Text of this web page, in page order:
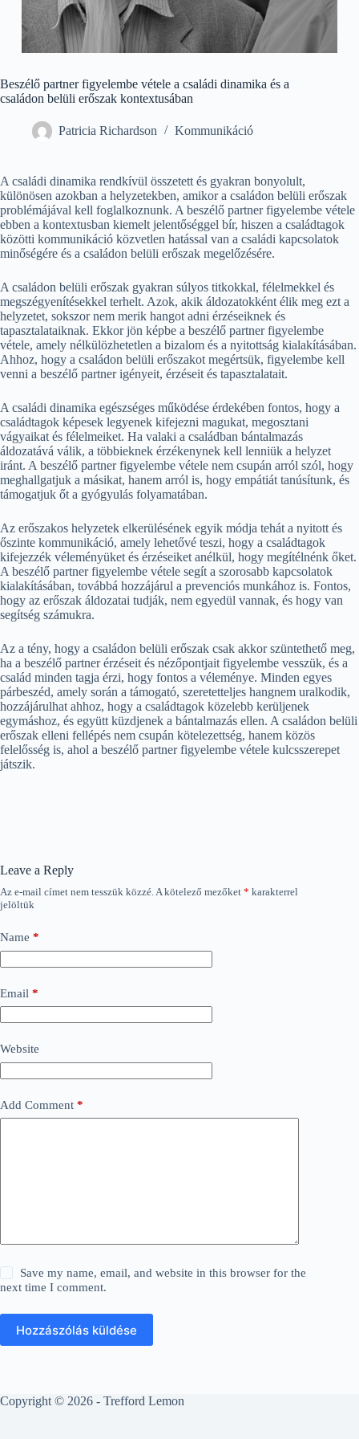
Beszélő partner figyelembe vétele a családi dinamika és a
családon belüli erőszak kontextusában
Patricia Richardson Kommunikáció
A családi dinamika rendkívül összetett és gyakran bonyolult,
különösen azokban a helyzetekben, amikor a családon belüli erőszak
problémájával kell foglalkoznunk. A beszélő partner figyelembe vétele
ebben a kontextusban kiemelt jelentőséggel bír, hiszen a családtagok
közötti kommunikáció közvetlen hatással van a családi kapcsolatok
minőségére és a családon belüli erőszak megelőzésére.
A családon belüli erőszak gyakran súlyos titkokkal, félelmekkel és
megszégyenítésekkel terhelt. Azok, akik áldozatokként élik meg ezt a
helyzetet, sokszor nem merik hangot adni érzéseiknek és
tapasztalataiknak. Ekkor jön képbe a beszélő partner figyelembe
vétele, amely nélkülözhetetlen a bizalom és a nyitottság kialakításában.
Ahhoz, hogy a családon belüli erőszakot megértsük, figyelembe kell
venni a beszélő partner igényeit, érzéseit és tapasztalatait.
A családi dinamika egészséges működése érdekében fontos, hogy a
családtagok képesek legyenek kifejezni magukat, megosztani
vágyaikat és félelmeiket. Ha valaki a családban bántalmazás
áldozatává válik, a többieknek érzékenynek kell lenniük a helyzet
iránt. A beszélő partner figyelembe vétele nem csupán arról szól, hogy
meghallgatjuk a másikat, hanem arról is, hogy empátiát tanúsítunk, és
támogatjuk őt a gyógyulás folyamatában.
Az erőszakos helyzetek elkerülésének egyik módja tehát a nyitott és
őszinte kommunikáció, amely lehetővé teszi, hogy a családtagok
kifejezzék véleményüket és érzéseiket anélkül, hogy megítélnénk őket.
A beszélő partner figyelembe vétele segít a szorosabb kapcsolatok
kialakításában, továbbá hozzájárul a prevenciós munkához is. Fontos,
hogy az erőszak áldozatai tudják, nem egyedül vannak, és hogy van
segítség számukra.
Az a tény, hogy a családon belüli erőszak csak akkor szüntethető meg,
ha a beszélő partner érzéseit és nézőpontjait figyelembe vesszük, és a
család minden tagja érzi, hogy fontos a véleménye. Minden egyes
párbeszéd, amely során a támogató, szeretetteljes hangnem uralkodik,
hozzájárulhat ahhoz, hogy a családtagok közelebb kerüljenek
egymáshoz, és együtt küzdjenek a bántalmazás ellen. A családon belüli
erőszak elleni fellépés nem csupán kötelezettség, hanem közös
felelősség is, ahol a beszélő partner figyelembe vétele kulcsszerepet
játszik.
Leave a Reply
Az e-mail címet nem tesszük közzé.A kötelező mezőket * karakterrel
jelöltük
Name *
Email *
Website
Add Comment *
Save my name, email, and website in this browser for the
next time I comment.
Hozzászólás küldése
Copyright © 2026 - Trefford Lemon